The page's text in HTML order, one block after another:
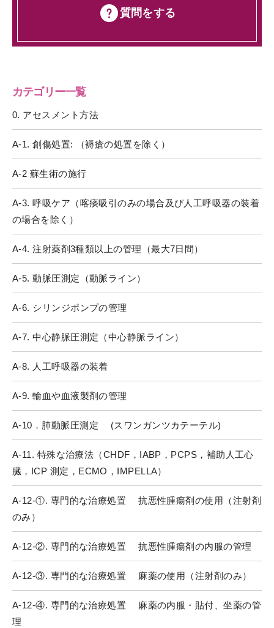
質問をする
カテゴリー一覧
0. アセスメント方法
A-1. 創傷処置: （褥瘡の処置を除く）
A-2 蘇生術の施行
A-3. 呼吸ケア（喀痰吸引のみの場合及び人工呼吸器の装着
の場合を除く）
A-4. 注射薬剤3種類以上の管理（最大7日間）
A-5. 動脈圧測定（動脈ライン）
A-6. シリンジポンプの管理
A-7. 中心静脈圧測定（中心静脈ライン）
A-8. 人工呼吸器の装着
A-9. 輸血や血液製剤の管理
A-10．肺動脈圧測定 (スワンガンツカテーテル)
A-11. 特殊な治療法（CHDF，IABP，PCPS，補助人工心
臓，ICP 測定，ECMO，IMPELLA）
A-12-①. 専門的な治療処置 抗悪性腫瘍剤の使用（注射剤
のみ）
A-12-②. 専門的な治療処置 抗悪性腫瘍剤の内服の管理
A-12-③. 専門的な治療処置 麻薬の使用（注射剤のみ）
A-12-④. 専門的な治療処置 麻薬の内服・貼付、坐薬の管
理